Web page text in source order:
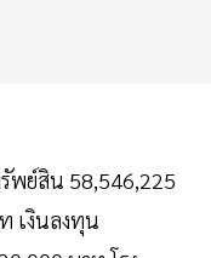
พย์สิน 58,546,225
เงินลงทุน